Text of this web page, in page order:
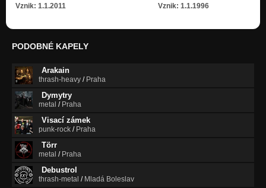
Vznik: 1.1.2011 Vznik: 1.1.1996
PODOBNÉ KAPELY
Arakain
thrash-heavy / Praha
Dymytry
metal / Praha
Visací zámek
punk-rock / Praha
Törr
metal / Praha
Debustrol
thrash-metal / Mladá Boleslav